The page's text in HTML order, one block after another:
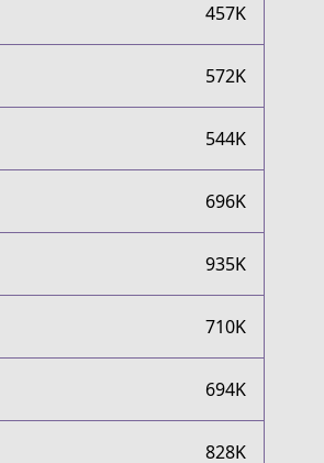
457K
572K
544K
696K
935K
710K
694K
828K